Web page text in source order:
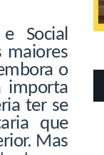
Social
maiores
o
importa
ter se
que
Mas